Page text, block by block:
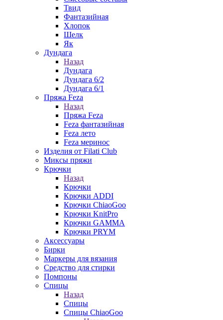
Твид
Фантазийная
Хлопок
Шелк
Як
Дундага
Назад
Дундага
Дундага 6/2
Дундага 6/1
Пряжа Feza
Назад
Пряжа Feza
Feza фантазийная
Feza лето
Feza меринос
Изделия от Filati Club
Миксы пряжи
Крючки
Назад
Крючки
Крючки ADDI
Крючки ChiaoGoo
Крючки KnitPro
Крючки GAMMA
Крючки PRYM
Аксессуары
Бирки
Маркеры для вязания
Средство для стирки
Помпоны
Спицы
Назад
Спицы
Спицы ChiaoGoo